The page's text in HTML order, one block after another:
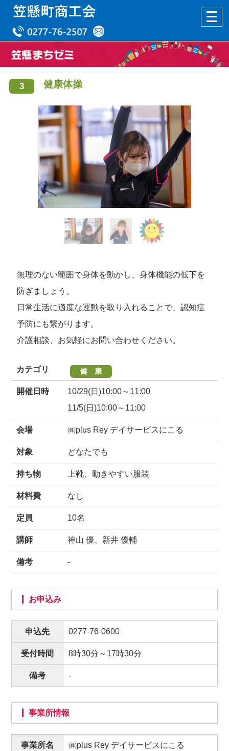
3 健康体操
無理のない範囲で身体を動かし、身体機能の低下を
防ぎましょう。
日常生活に適度な運動を取り入れることで、認知症
予防にも繋がります。
介護相談、お気軽にお問い合わせください。
カテゴリ 健 康
開催日時
10/29(日)10:00～11:00
11/5(日)10:00～11:00
会場 ㈱plus Rey デイサービスにこる
対象 どなたでも
持ち物 上靴、動きやすい服装
材料費 なし
定員 10名
講師 神山 優、新井 優輔
備考 -
お申込み
申込先 0277-76-0600
受付時間 8時30分～17時30分
備考 -
事業所情報
事業所名 ㈱plus Rey デイサービスにこる